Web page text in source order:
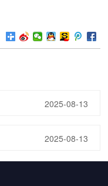
2025-08-13
2025-08-13